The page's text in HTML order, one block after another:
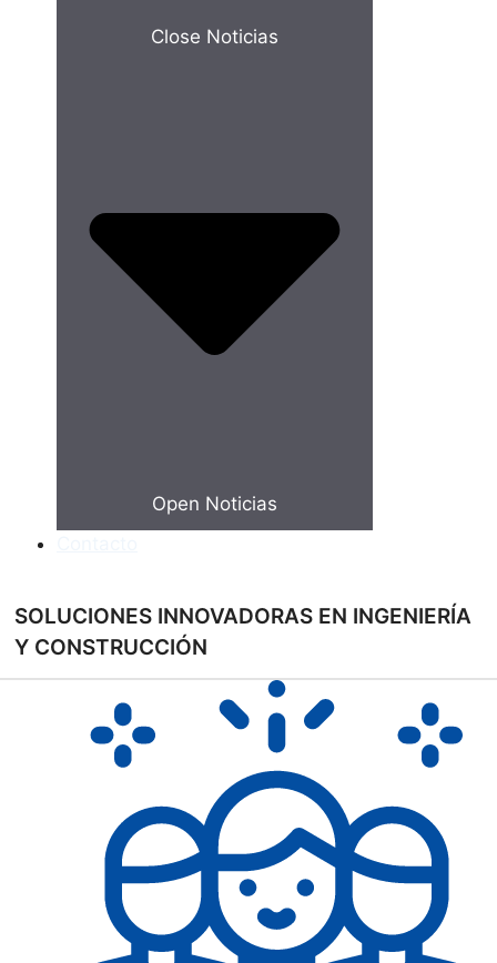
Close Noticias
Open Noticias
SOLUCIONES INNOVADORAS EN INGENIERÍA
Y CONSTRUCCIÓN